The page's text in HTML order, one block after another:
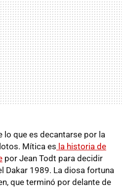
lo que es decantarse por la
Mítica es la historia de
por Jean Todt para decidir
Dakar 1989. La diosa fortuna
que terminó por delante de